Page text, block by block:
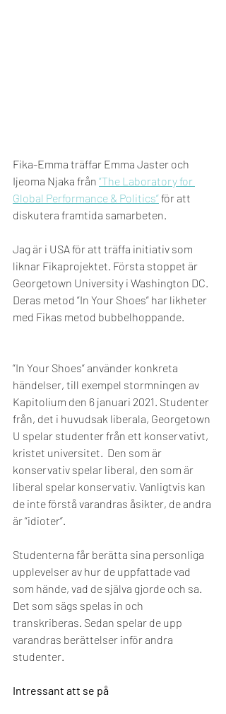
Fika-Emma träffar Emma Jaster och
Ijeoma Njaka från ”The Laboratory for
Global Performance & Politics” för att
diskutera framtida samarbeten.
Jag är i USA för att träffa initiativ som
liknar Fikaprojektet. Första stoppet är
Georgetown University i Washington DC.
Deras metod ”In Your Shoes” har likheter
med Fikas metod bubbelhoppande.
”In Your Shoes” använder konkreta
händelser, till exempel stormningen av
Kapitolium den 6 januari 2021. Studenter
från, det i huvudsak liberala, Georgetown
U spelar studenter från ett konservativt,
kristet universitet.  Den som är
konservativ spelar liberal, den som är
liberal spelar konservativ. Vanligtvis kan
de inte förstå varandras åsikter, de andra
är ”idioter”.
Studenterna får berätta sina personliga
upplevelser av hur de uppfattade vad
som hände, vad de själva gjorde och sa.
Det som sägs spelas in och
transkriberas. Sedan spelar de upp
varandras berättelser inför andra
studenter.
Intressant att se på